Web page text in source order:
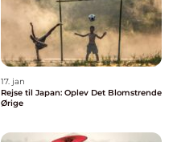
17. jan
Rejse til Japan: Oplev Det Blomstrende
Ørige